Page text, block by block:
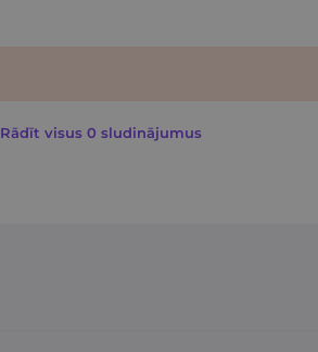
Rādīt visus 0 sludinājumus